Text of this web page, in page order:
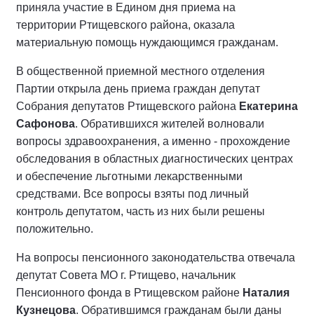
приняла участие в Едином дня приема на
территории Ртищевского района, оказала
материальную помощь нуждающимся гражданам.
В общественной приемной местного отделения
Партии открыла день приема граждан депутат
Собрания депутатов Ртищевского района Екатерина
Сафонова. Обратившихся жителей волновали
вопросы здравоохранения, а именно - прохождение
обследования в областных диагностических центрах
и обеспечение льготными лекарственными
средствами. Все вопросы взяты под личный
контроль депутатом, часть из них были решены
положительно.
На вопросы пенсионного законодательства отвечала
депутат Совета МО г. Ртищево, начальник
Пенсионного фонда в Ртищевском районе Наталия
Кузнецова. Обратившимся гражданам были даны